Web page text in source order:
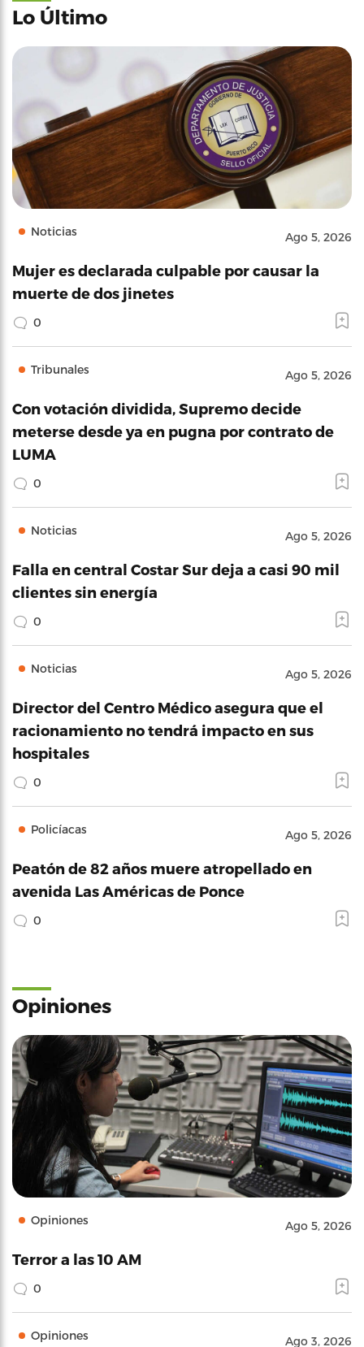
Lo Último
Noticias Ago 5, 2026
Mujer es declarada culpable por causar la
muerte de dos jinetes
0
Tribunales Ago 5, 2026
Con votación dividida, Supremo decide
meterse desde ya en pugna por contrato de
LUMA
0
Noticias Ago 5, 2026
Falla en central Costar Sur deja a casi 90 mil
clientes sin energía
0
Noticias Ago 5, 2026
Director del Centro Médico asegura que el
racionamiento no tendrá impacto en sus
hospitales
0
Policíacas Ago 5, 2026
Peatón de 82 años muere atropellado en
avenida Las Américas de Ponce
0
Opiniones
Opiniones Ago 5, 2026
Terror a las 10 AM
0
Opiniones Ago 3, 2026